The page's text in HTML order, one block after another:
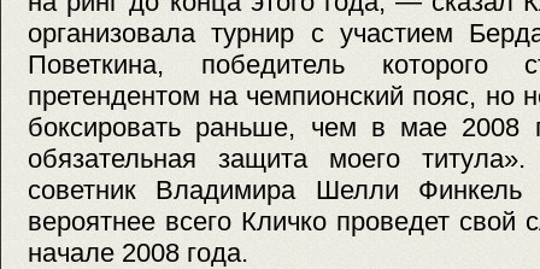
организовала турнир с участием
Поветкина, победитель которого
претендентом на чемпионский пояс, но
боксировать раньше, чем в мае 2008
обязательная защита моего
советник Владимира Шелли
вероятнее всего Кличко проведет
начале 2008 года.